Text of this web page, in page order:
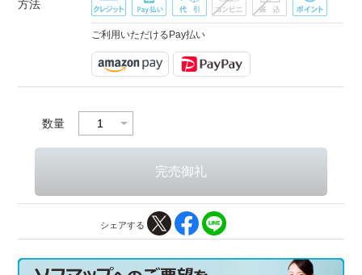
方法
ご利用いただけるPay払い
数量
シェアする